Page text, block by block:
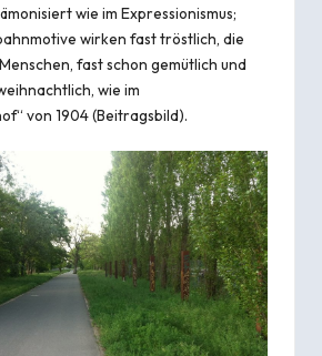
wie im Expressionismus;
wirken fast tröstlich, die
fast schon gemütlich und
wie im
von 1904 (Beitragsbild).